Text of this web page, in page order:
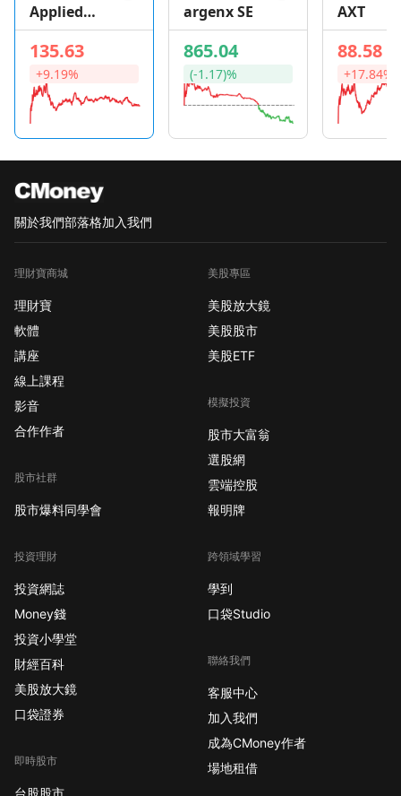
Applied
Optoelectro
nics
135.63
+9.19%
argenx SE
865.04
(-1.17)%
AXT
88.58
+17.84%
關於我們部落格加入我們
理財寶商城
理財寶
軟體
講座
線上課程
影音
合作作者
股市社群
股市爆料同學會
投資理財
投資網誌
Money錢
投資小學堂
財經百科
美股放大鏡
口袋證券
即時股市
美股專區
美股放大鏡
美股股市
美股ETF
模擬投資
股市大富翁
選股網
雲端控股
報明牌
跨領域學習
學到
口袋Studio
聯絡我們
客服中心
加入我們
成為CMoney作者
場地租借